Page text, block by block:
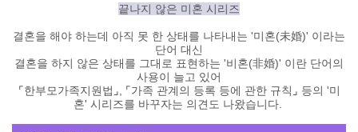
끝나지 않은 미혼 시리즈
결혼을 해야 하는데 아직 못 한 상태를 나타내는 '미혼(未婚)' 이라는
단어 대신
결혼을 하지 않은 상태를 그대로 표현하는 '비혼(非婚)' 이란 단어의
사용이 늘고 있어
⌜한부모가족지원법 ⌟ ⌜가족 관계의 등록 등에 관한 규칙 ⌟ 등의 '미
혼' 시리즈를 바꾸자는 의견도 나왔습니다.